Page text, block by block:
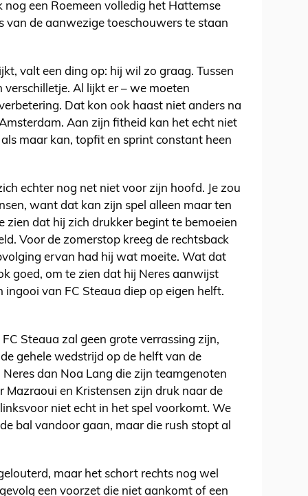
een Roemeen volledig het Hattemse
van de aanwezige toeschouwers te staan
valt een ding op: hij wil zo graag. Tussen
Al lijkt er – we moeten
Dat kon ook haast niet anders na
Aan zijn fitheid kan het echt niet
maar kan, topfit en sprint constant heen
echter nog net niet voor zijn hoofd. Je zou
want dat kan zijn spel alleen maar ten
zien dat hij zich drukker begint te bemoeien
Voor de zomerstop kreeg de rechtsback
ervan had hij wat moeite. Wat dat
goed, om te zien dat hij Neres aanwijst
van FC Steaua diep op eigen helft.
Steaua zal geen grote verrassing zijn,
gehele wedstrijd op de helft van de
dan Noa Lang die zijn teamgenoten
Mazraoui en Kristensen zijn druk naar de
niet echt in het spel voorkomt. We
bal vandoor gaan, maar die rush stopt al
maar het schort rechts nog wel
een voorzet die niet aankomt of een